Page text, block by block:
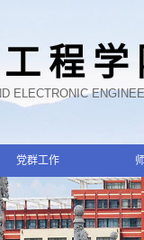
程
ELECTRONIC
党群工作